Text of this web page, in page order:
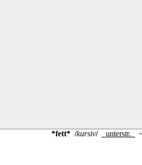
*fett* /kursiv/ unterstr. ~